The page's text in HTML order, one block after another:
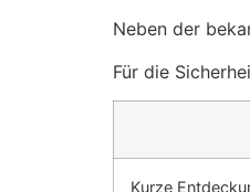
Neben der
Für die
Kurze